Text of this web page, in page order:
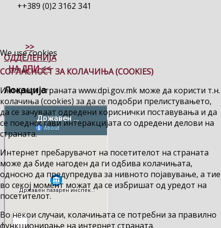
++389 (0)2 3162 341
>>
ОДДЕЛЕНИЈА
НА ДПИ <<
Локација
We use cookies
СОГЛАСНОСТ ЗА КОЛАЧИЊА (COOKIES)
Интернет страната www.dpi.gov.mk може да користи т.н.
колачиња (cookies) за да се подобри прелистувањето,
да се зачуваат одредени кориснички поставувања и да
се поедностави интеракцијата со одредени делови на
страната.
Интернет пребарувачот на посетителот на страната
може да биде нагоден да ги одбива колачињата,
односно да предупредува за нивното појавување, а тие
во секој момент можат да се избришат од уредот на
посетителот.
Во некои случаи, колачињата се потребни за правилно
функционирање на интернет страната.